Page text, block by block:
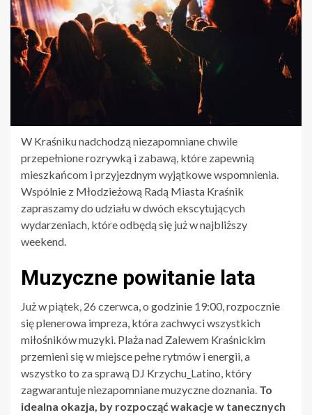
W Kraśniku nadchodzą niezapomniane chwile
przepełnione rozrywką i zabawą, które zapewnią
mieszkańcom i przyjezdnym wyjątkowe wspomnienia.
Wspólnie z Młodzieżową Radą Miasta Kraśnik
zapraszamy do udziału w dwóch ekscytujących
wydarzeniach, które odbędą się już w najbliższy
weekend.
Muzyczne powitanie lata
Już w piątek, 26 czerwca, o godzinie 19:00, rozpocznie
się plenerowa impreza, która zachwyci wszystkich
miłośników muzyki. Plaża nad Zalewem Kraśnickim
przemieni się w miejsce pełne rytmów i energii, a
wszystko to za sprawą DJ Krzychu_Latino, który
zagwarantuje niezapomniane muzyczne doznania. To
idealna okazja, by rozpocząć wakacje w tanecznych